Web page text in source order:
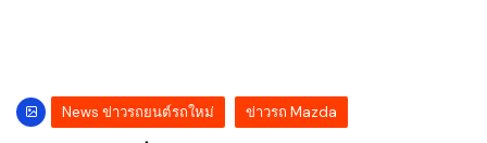
News ข่าวรถยนต์รถใหม่ ข่าวรถ Mazda